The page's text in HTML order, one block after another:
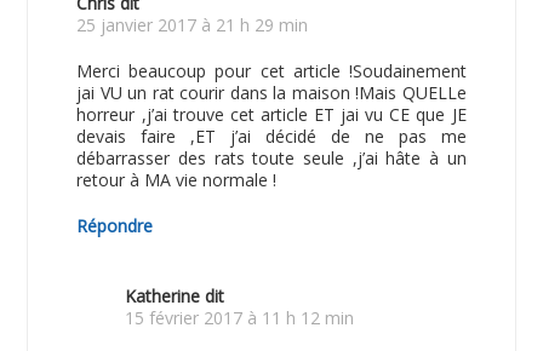
25 janvier 2017 à 21 h 29 min
Merci beaucoup pour cet article !Soudainement
jai VU un rat courir dans la maison !Mais QUELLe
horreur ,j’ai trouve cet article ET jai vu CE que JE
devais faire ,ET j’ai décidé de ne pas me
débarrasser des rats toute seule ,j’ai hâte à un
retour à MA vie normale !
Répondre
Katherine dit
15 février 2017 à 11 h 12 min